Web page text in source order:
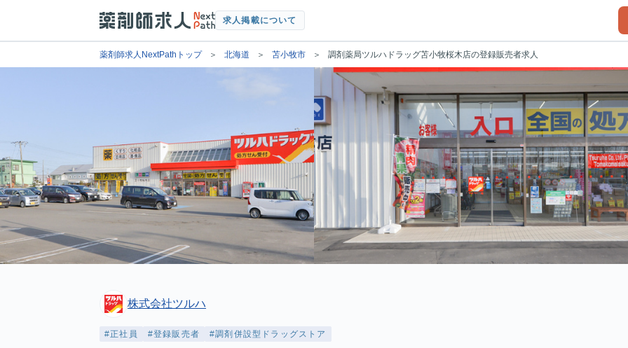
求人掲載について
薬剤師求人NextPathトップ 北海道 苫小牧市 調剤薬局ツルハドラッグ苫小牧桜木店の登録販売者求人
株式会社ツルハ
#正社員 #登録販売者 #調剤併設型ドラッグストア